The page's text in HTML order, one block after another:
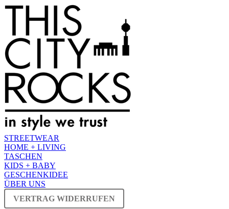
STREETWEAR
HOME + LIVING
TASCHEN
KIDS + BABY
GESCHENKIDEE
ÜBER UNS
VERTRAG WIDERRUFEN